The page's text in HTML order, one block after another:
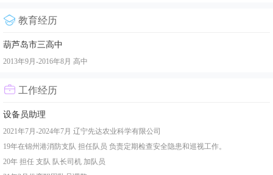
教育经历
葫芦岛市三高中
2013年9月-2016年8月 高中
工作经历
设备员助理
2021年7月-2024年7月 辽宁先达农业科学有限公司
19年在锦州港消防支队 担任队员 负责定期检查安全隐患和巡视工作。
20年 担任 支队 队长司机 加队员